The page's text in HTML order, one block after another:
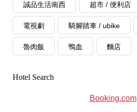
誠品生活南西 超市 / 便利店
電視劇 騎腳踏車 / ubike
魯肉飯 鴨血 麵店
Hotel Search
Booking.com